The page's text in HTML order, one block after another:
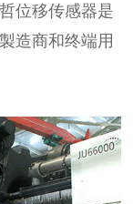
位移传感器是
造商和终端用